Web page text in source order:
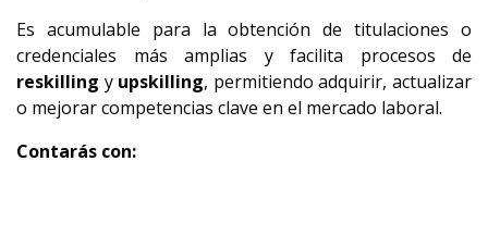
Es acumulable para la obtención de titulaciones o
credenciales más amplias y facilita procesos de
reskilling y upskilling, permitiendo adquirir, actualizar
o mejorar competencias clave en el mercado laboral.
Contarás con: